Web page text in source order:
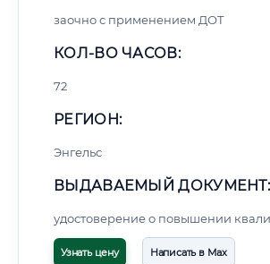
заочно с применением ДОТ
КОЛ-ВО ЧАСОВ:
72
РЕГИОН:
Энгельс
ВЫДАВАЕМЫЙ ДОКУМЕНТ:
удостоверение о повышении
Узнать цену Написать в Max